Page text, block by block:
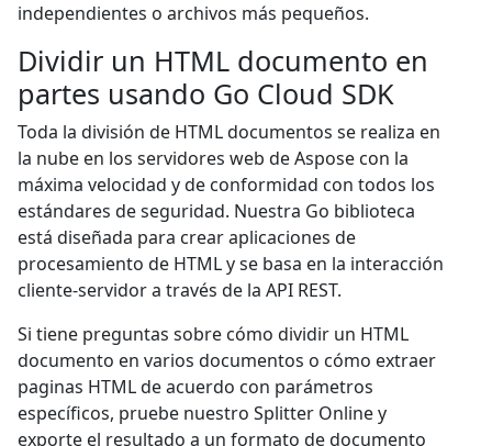
independientes o archivos más pequeños.
Dividir un HTML documento en
partes usando Go Cloud SDK
Toda la división de HTML documentos se realiza en
la nube en los servidores web de Aspose con la
máxima velocidad y de conformidad con todos los
estándares de seguridad. Nuestra Go biblioteca
está diseñada para crear aplicaciones de
procesamiento de HTML y se basa en la interacción
cliente-servidor a través de la API REST.
Si tiene preguntas sobre cómo dividir un HTML
documento en varios documentos o cómo extraer
paginas HTML de acuerdo con parámetros
específicos, pruebe nuestro Splitter Online y
exporte el resultado a un formato de documento